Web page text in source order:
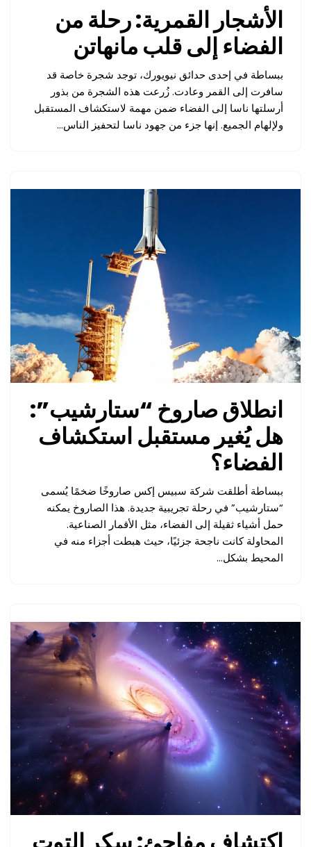
الأشجار القمرية: رحلة من
الفضاء إلى قلب مانهاتن
ببساطة في إحدى حدائق نيويورك، توجد شجرة خاصة قد
سافرت إلى القمر وعادت. زُرعت هذه الشجرة من بذور
أرسلتها ناسا إلى الفضاء ضمن مهمة لاستكشاف المستقبل
ولإلهام الجميع. إنها جزء من جهود ناسا لتحفيز الناس…
انطلاق صاروخ “ستارشيب”:
هل يُغير مستقبل استكشاف
الفضاء؟
ببساطة أطلقت شركة سبيس إكس صاروخًا ضخمًا يُسمى
“ستارشيب” في رحلة تجريبية جديدة. هذا الصاروخ يمكنه
حمل أشياء ثقيلة إلى الفضاء، مثل الأقمار الصناعية.
المحاولة كانت ناجحة جزئيًا، حيث هبطت أجزاء منه في
المحيط بشكل…